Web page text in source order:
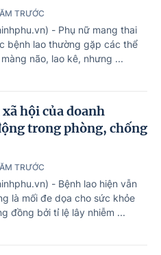
TRƯỚC
- Phụ nữ mang thai
bệnh lao thường gặp các thể
màng não, lao kê, nhưng ...
hội của doanh
trong phòng, chống
TRƯỚC
- Bệnh lao hiện vẫn
là mối đe dọa cho sức khỏe
đồng bởi tỉ lệ lây nhiễm ...